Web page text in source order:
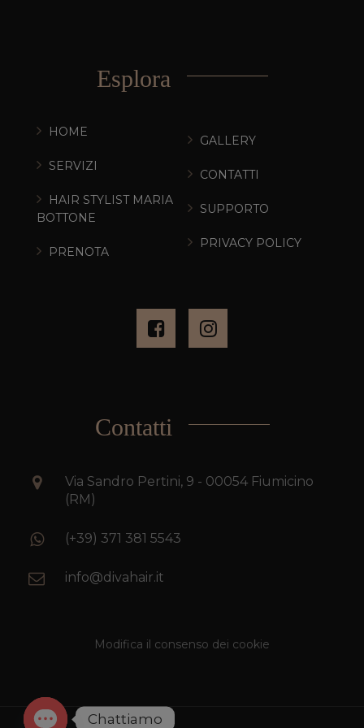
Esplora
HOME
SERVIZI
HAIR STYLIST MARIA
BOTTONE
PRENOTA
GALLERY
CONTATTI
SUPPORTO
PRIVACY POLICY
Contatti
Via Sandro Pertini, 9 - 00054 Fiumicino
(RM)
(+39) 371 381 5543
info@divahair.it
Modifica il consenso dei cookie
Chattiamo